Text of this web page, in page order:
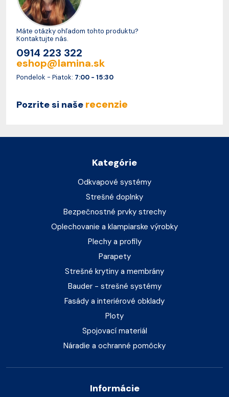
Máte otázky ohľadom tohto produktu?
Kontaktujte nás.
0914 223 322
eshop@lamina.sk
Pondelok - Piatok: 7:00 - 15:30
Pozrite si naše recenzie
Kategórie
Odkvapové systémy
Strešné doplnky
Bezpečnostné prvky strechy
Oplechovanie a klampiarske výrobky
Plechy a profily
Parapety
Strešné krytiny a membrány
Bauder - strešné systémy
Fasády a interiérové obklady
Ploty
Spojovací materiál
Náradie a ochranné pomôcky
Informácie